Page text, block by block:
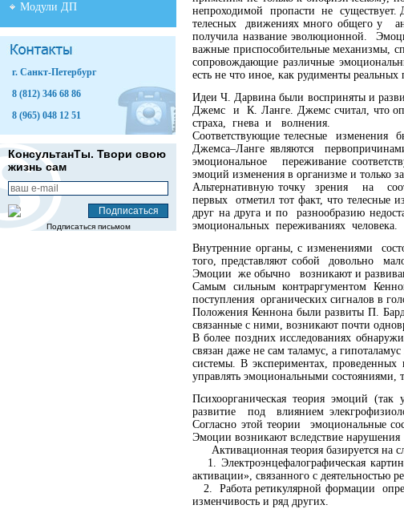
Модули ДП
г. Санкт-Петербург
8 (812) 346 68 86
8 (965) 048 12 51
КонсультанТы. Твори свою
жизнь сам
Подписаться письмом
непроходимой пропасти не существует.
телесных движениях много общего у
получила название эволюционной.
важные приспособительные механизмы,
сопровождающие различные
есть не что иное, как рудименты
Идеи Ч. Дарвина были восприняты и
Джемс и К. Ланге. Джемс считал, что
страха, гнева и волнения.
Соответствующие телесные изменения
Джемса–Ланге являются
эмоциональное переживание
эмоций изменения в организме и только
Альтернативную точку зрения на
первых отметил тот факт, что телесные
друг на друга и по разнообразию
эмоциональных переживаниях человека.
Внутренние органы, с изменениями
того, представляют собой довольно
Эмоции же обычно возникают и
Самым сильным контраргументом
поступления органических сигналов в
Положения Кеннона были развиты П.
связанные с ними, возникают почти
В более поздних исследованиях
связан даже не сам таламус, а
системы. В экспериментах,
управлять эмоциональными состояниями,
Психоорганическая теория эмоций
развитие под влиянием
Согласно этой теории эмоциональные
Эмоции возникают вследствие
Активационная теория базируется на
1. Электроэнцефалографическая
активации», связанного с деятельностью
2. Работа ретикулярной формации
изменчивость и ряд других.